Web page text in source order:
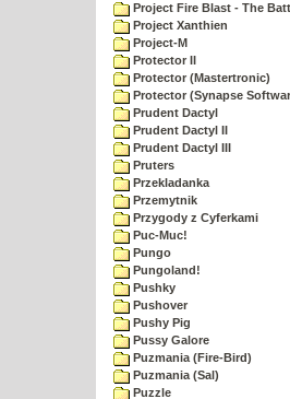
Project Fire Blast - The
Project Xanthien
Project-M
Protector II
Protector (Mastertronic)
Protector (Synapse
Prudent Dactyl
Prudent Dactyl II
Prudent Dactyl III
Pruters
Przekladanka
Przemytnik
Przygody z Cyferkami
Puc-Muc!
Pungo
Pungoland!
Pushky
Pushover
Pushy Pig
Pussy Galore
Puzmania (Fire-Bird)
Puzmania (Sal)
Puzzle